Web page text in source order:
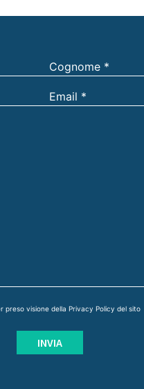
preso visione della Privacy Policy del sito